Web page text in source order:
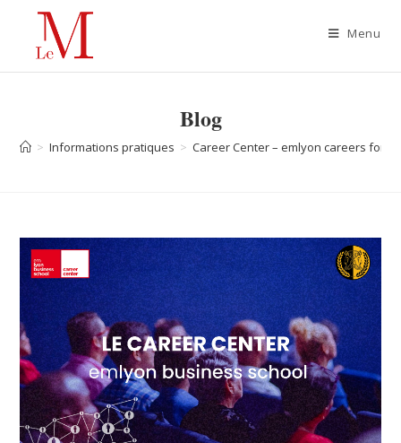
Menu
Blog
> Informations pratiques > Career Center – emlyon careers